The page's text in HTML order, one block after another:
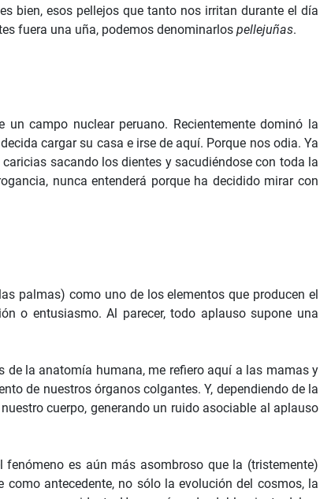
bien, esos pellejos que tanto nos irritan durante el día
fuera una uña, podemos denominarlos pellejuñas.
campo nuclear peruano. Recientemente dominó la
cargar su casa e irse de aquí. Porque nos odia. Ya
sacando los dientes y sacudiéndose con toda la
nunca entenderá porque ha decidido mirar con
palmas) como uno de los elementos que producen el
o entusiasmo. Al parecer, todo aplauso supone una
de la anatomía humana, me refiero aquí a las mamas y
de nuestros órganos colgantes. Y, dependiendo de la
cuerpo, generando un ruido asociable al aplauso
es aún más asombroso que la (tristemente)
antecedente, no sólo la evolución del cosmos, la